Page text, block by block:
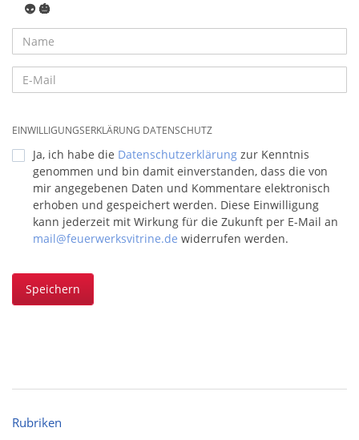
👽 🎃
EINWILLIGUNGSERKLÄRUNG DATENSCHUTZ
Ja, ich habe die Datenschutzerklärung zur Kenntnis
genommen und bin damit einverstanden, dass die von
mir angegebenen Daten und Kommentare elektronisch
erhoben und gespeichert werden. Diese Einwilligung
kann jederzeit mit Wirkung für die Zukunft per E-Mail an
mail@feuerwerksvitrine.de widerrufen werden.
Speichern
Rubriken